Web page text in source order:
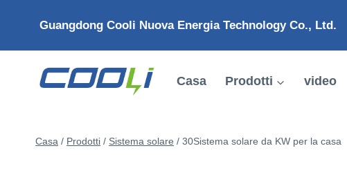
Guangdong Cooli Nuova Energia Technology Co., Ltd.
Casa Prodotti video
Casa / Prodotti / Sistema solare / 30Sistema solare da KW per la casa